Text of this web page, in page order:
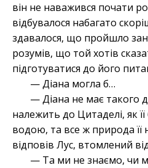
він не наважився почати
відбувалося набагато
здавалося, що пройшло
розумів, що той хотів
підготуватися до його
— Діана могла б…
— Діана не має такого
належить до Цитаделі, як
водою, та все ж природа її
відповів Лус, втомлений
— Та ми не знаємо, чи